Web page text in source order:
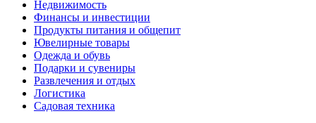
Недвижимость
Финансы и инвестиции
Продукты питания и общепит
Ювелирные товары
Одежда и обувь
Подарки и сувениры
Развлечения и отдых
Логистика
Садовая техника